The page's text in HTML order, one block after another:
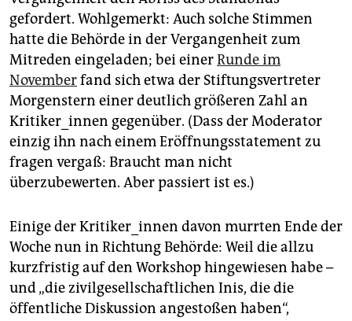
Moderation: Lynda Chinenye Iroulo,German Institute
for Global and Area Studies
Donnerstag, 17. Juni, 19 Uhr,online
gefordert. Wohlgemerkt: Auch solche Stimmen
hatte die Behörde in der Vergangenheit zum
Mitreden eingeladen; bei einerRunde im
Novemberfand sich etwa der Stiftungsvertreter
Morgenstern einer deutlich größeren Zahl an
Kritiker_innen gegenüber. (Dass der Moderator
einzig ihn nach einem Eröffnungsstatement zu
fragen vergaß: Braucht man nicht
überzubewerten. Aber passiert ist es.)
Einige der Kritiker_innen davon murrten Ende der
Woche nun in Richtung Behörde: Weil die allzu
kurzfristig auf den Workshop hingewiesen habe –
und „die zivilgesellschaftlichen Inis, die die
öffentliche Diskussion angestoßen haben“,